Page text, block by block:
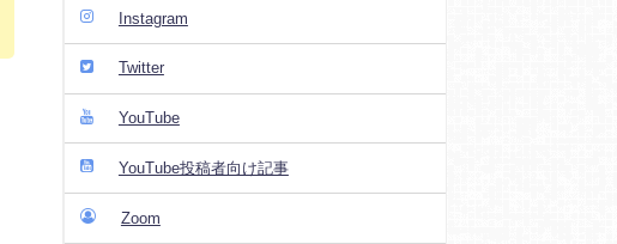
Instagram
Twitter
YouTube
YouTube投稿者向け記事
Zoom